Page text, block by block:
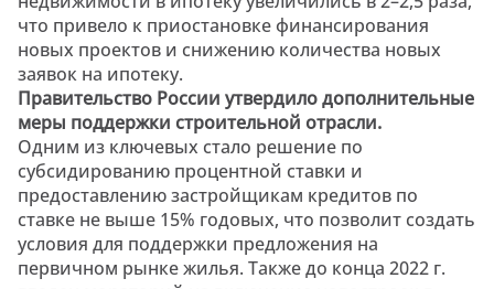
что привело к приостановке финансирования
новых проектов и снижению количества новых
заявок на ипотеку.
Правительство России утвердило дополнительные
меры поддержки строительной отрасли.
Одним из ключевых стало решение по
субсидированию процентной ставки и
предоставлению застройщикам кредитов по
ставке не выше 15% годовых, что позволит создать
условия для поддержки предложения на
первичном рынке жилья. Также до конца 2022 г.